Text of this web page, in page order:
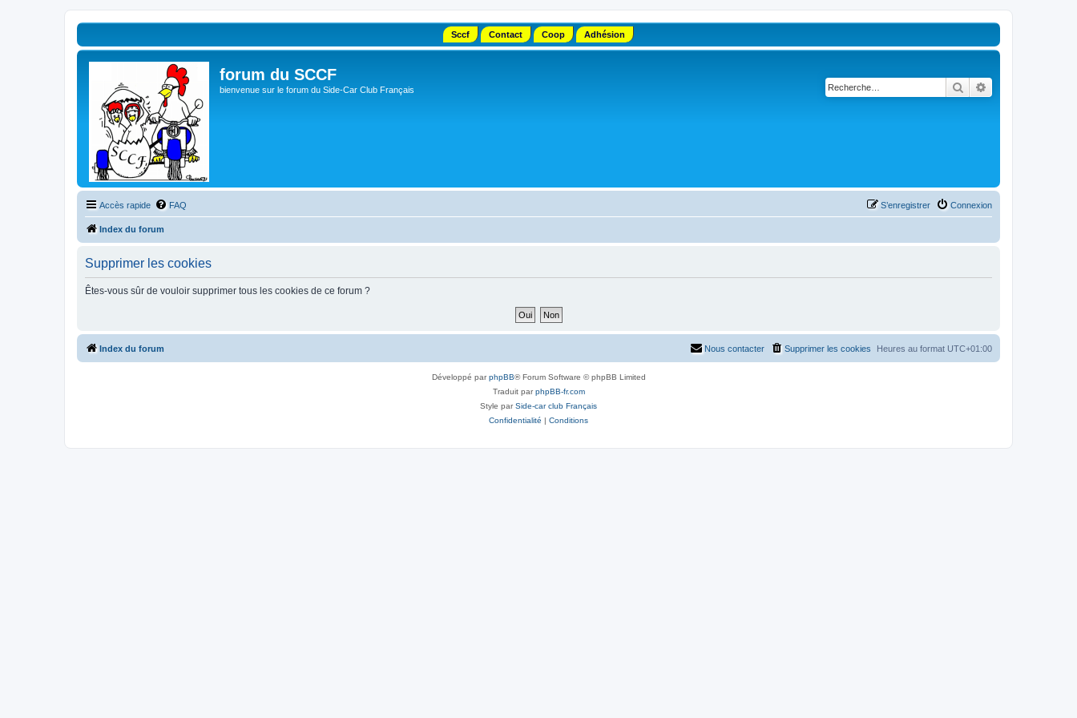
Sccf Contact Coop Adhésion
forum du SCCF
bienvenue sur le forum du Side-Car Club Français Rechercher
Accès rapide FAQ Connexion
S’enregistrer
Index du forum
Supprimer les cookies
Êtes-vous sûr de vouloir supprimer tous les cookies de ce forum ?
Index du forum Heures au format UTC+01:00
Supprimer les cookies
Nous contacter
Développé parphpBB® Forum Software © phpBB Limited
Traduit parphpBB-fr.com
Style parSide-car club Français
Confidentialité | Conditions